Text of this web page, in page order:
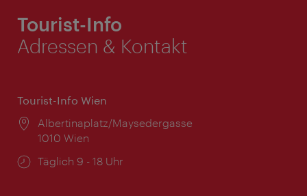
Tourist-Info
Adressen & Kontakt
Tourist-Info Wien
Ort:
Albertinaplatz/Maysedergasse
1010 Wien
Öffnungszeiten:
Täglich 9 - 18 Uhr